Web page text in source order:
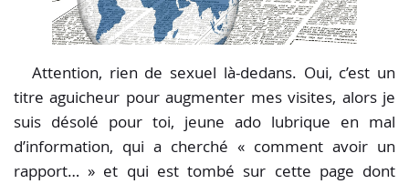
Attention, rien de sexuel là-dedans. Oui, c’est un
titre aguicheur pour augmenter mes visites, alors je
suis désolé pour toi, jeune ado lubrique en mal
d’information, qui a cherché « comment avoir un
rapport… » et qui est tombé sur cette page dont